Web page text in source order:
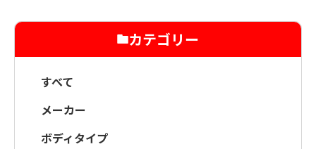
カテゴリー
すべて
メーカー
ボディタイプ